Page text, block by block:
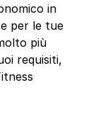
in
per le tue
più
requisiti,